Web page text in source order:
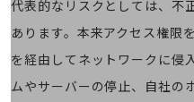
遠隔監視
自動化・省電化
代表的なリスクとしては、不
あります。本来アクセス権限
を経由してネットワークに侵
ムやサーバーの停止、自社の